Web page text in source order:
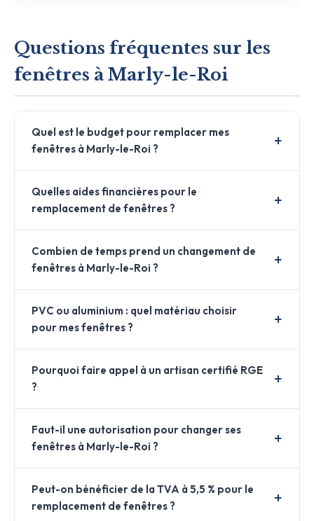
Questions fréquentes sur les
fenêtres à Marly-le-Roi
Quel est le budget pour remplacer mes
fenêtres à Marly-le-Roi ?
Quelles aides financières pour le
remplacement de fenêtres ?
Combien de temps prend un changement de
fenêtres à Marly-le-Roi ?
PVC ou aluminium : quel matériau choisir
pour mes fenêtres ?
Pourquoi faire appel à un artisan certifié RGE
?
Faut-il une autorisation pour changer ses
fenêtres à Marly-le-Roi ?
Peut-on bénéficier de la TVA à 5,5 % pour le
remplacement de fenêtres ?